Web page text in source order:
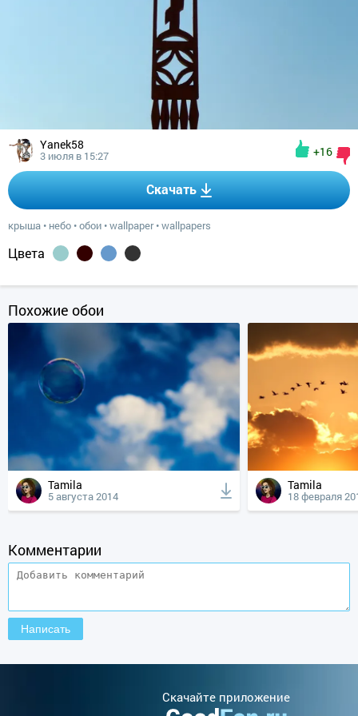
Yanek58
3 июля в 15:27 +16
Скачать
крыша • небо •обои •wallpaper•wallpapers
Цвета
Похожие обои
Tamila
5 августа 2014
Tamila
18 февраля
Комментарии
Cкачайте приложение